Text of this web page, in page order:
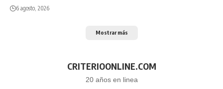
6 agosto, 2026
Mostrar más
CRITERIOONLINE.COM
20 años en linea